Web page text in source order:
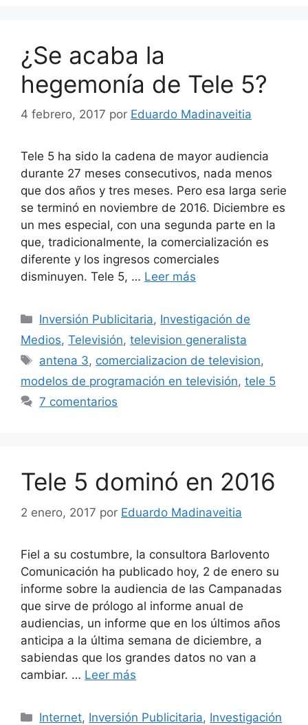
¿Se acaba la
hegemonía de Tele 5?
4 febrero, 2017 por Eduardo Madinaveitia
Tele 5 ha sido la cadena de mayor audiencia
durante 27 meses consecutivos, nada menos
que dos años y tres meses. Pero esa larga serie
se terminó en noviembre de 2016. Diciembre es
un mes especial, con una segunda parte en la
que, tradicionalmente, la comercialización es
diferente y los ingresos comerciales
disminuyen. Tele 5, … Leer más
Categorías
Inversión Publicitaria, Investigación de
Medios, Televisión, television generalista
Etiquetas
antena 3, comercializacion de television,
modelos de programación en televisión, tele 5
7 comentarios
Tele 5 dominó en 2016
2 enero, 2017 por Eduardo Madinaveitia
Fiel a su costumbre, la consultora Barlovento
Comunicación ha publicado hoy, 2 de enero su
informe sobre la audiencia de las Campanadas
que sirve de prólogo al informe anual de
audiencias, un informe que en los últimos años
anticipa a la última semana de diciembre, a
sabiendas que los grandes datos no van a
cambiar. … Leer más
Categorías
Internet, Inversión Publicitaria, Investigación